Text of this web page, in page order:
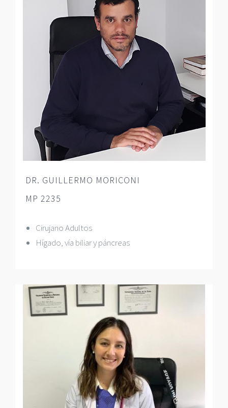
DR. GUILLERMO MORICONI
MP 2235
Cirujano Adultos
Hígado, vía biliar y páncreas